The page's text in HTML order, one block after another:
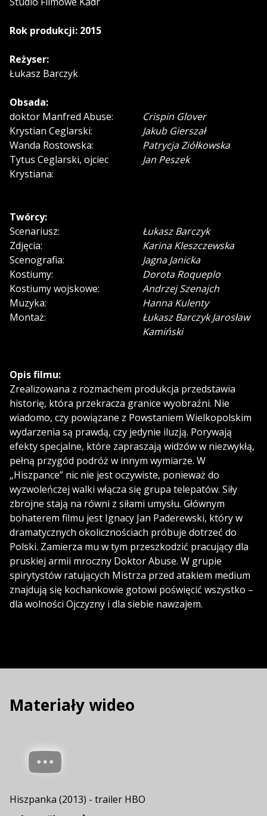
Rok produkcji: 2015
Reżyser:
Łukasz Barczyk
Obsada:
doktor Manfred Abuse:
Crispin Glover
Krystian Ceglarski:
Jakub Gierszał
Wanda Rostowska:
Patrycja Ziółkowska
Tytus Ceglarski, ojciec
Krystiana:
Jan Peszek
Twórcy:
Scenariusz:
Łukasz Barczyk
Zdjęcia:
Karina Kleszczewska
Scenografia:
Jagna Janicka
Kostiumy:
Dorota Roqueplo
Kostiumy wojskowe:
Andrzej Szenajch
Muzyka:
Hanna Kulenty
Montaż:
Łukasz Barczyk Jarosław
Kamiński
Opis filmu:
Zrealizowana z rozmachem produkcja przedstawia
historię, która przekracza granice wyobraźni. Nie
wiadomo, czy powiązane z Powstaniem Wielkopolskim
wydarzenia są prawdą, czy jedynie iluzją. Porywają
efekty specjalne, które zapraszają widzów w niezwykłą,
pełną przygód podróż w innym wymiarze. W
„Hiszpance” nic nie jest oczywiste, ponieważ do
wyzwoleńczej walki włącza się grupa telepatów. Siły
zbrojne stają na równi z siłami umysłu. Głównym
bohaterem filmu jest Ignacy Jan Paderewski, który w
dramatycznych okolicznościach próbuje dotrzeć do
Polski. Zamierza mu w tym przeszkodzić pracujący dla
pruskiej armii mroczny Doktor Abuse. W grupie
spirytystów ratujących Mistrza przed atakiem medium
znajdują się kochankowie gotowi poświęcić wszystko –
dla wolności Ojczyzny i dla siebie nawzajem.
Materiały wideo
Hiszpanka (2013) - trailer HBO